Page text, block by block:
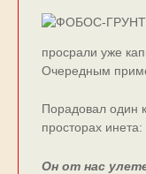
просрали уже
Очередным
Порадовал один
просторах инета:
Он от нас